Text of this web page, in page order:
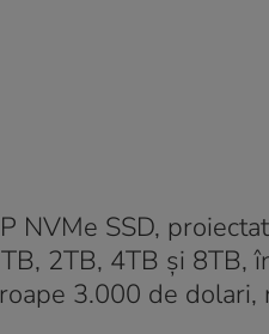
NVMe SSD,
2TB, 4TB și 8TB,
3.000 de